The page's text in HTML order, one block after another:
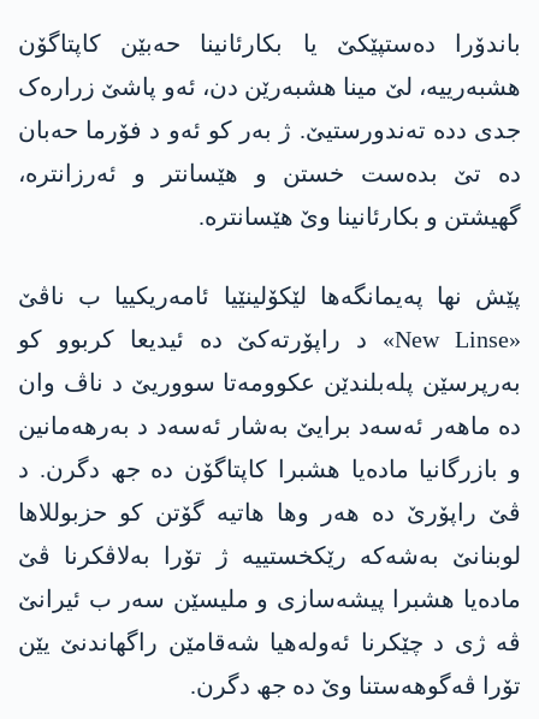
باندۆرا دەستپێکێ یا بکارئانینا حەبێن کاپتاگۆن
هشبەرییە، لێ مینا هشبەرێن دن، ئەو پاشێ زرارەک
جدی ددە تەندورستیێ. ژ بەر کو ئەو د فۆرما حەبان
دە تێ بدەست خستن و ھێسانتر و ئەرزانترە،
گھیشتن و بکارئانینا وێ ھێسانترە.
پێش نها پەیمانگەھا لێکۆلینێیا ئامەریکییا ب ناڤێ
«New Linse» د راپۆرتەکێ دە ئیدیعا کربوو کو
بەرپرسێن پلەبلندێن عکوومەتا سووریێ د ناڤ وان
دە ماھەر ئەسەد برایێ بەشار ئەسەد د بەرھەمانین
و بازرگانیا مادەیا ھشبرا کاپتاگۆن دە جھ دگرن. د
ڤێ راپۆرێ دە ھەر وھا ھاتیە گۆتن کو حزبوللاھا
لوبنانێ بەشەکە رێکخستییە ژ تۆرا بەلاڤکرنا ڤێ
مادەیا ھشبرا پیشەسازی و ملیسێن سەر ب ئیرانێ
ڤە ژی د چێکرنا ئەولەھیا شەقامێن راگھاندنێ یێن
تۆرا ڤەگوھەستنا وێ دە جھ دگرن.